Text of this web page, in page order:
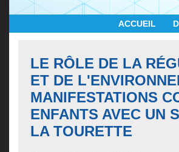
ACCUEIL
LE RÔLE DE LA
ET DE
MANIFESTATIONS
ENFANTS AVEC UN
LA TOURETTE